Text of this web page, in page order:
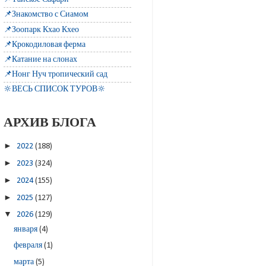
📌Знакомство с Сиамом
📌Зоопарк Кхао Кхео
📌Крокодиловая ферма
📌Катание на слонах
📌Нонг Нуч тропический сад
🔆ВЕСЬ СПИСОК ТУРОВ🔆
АРХИВ БЛОГА
► 2022 (188)
► 2023 (324)
► 2024(155)
► 2025 (127)
▼ 2026 (129)
января(4)
февраля(1)
марта(5)